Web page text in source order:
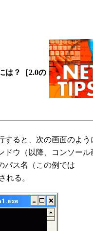
は？［2.0の
ると、次の画面のよう
ドウ（以降、コンソール
パス名（この例では
れる。